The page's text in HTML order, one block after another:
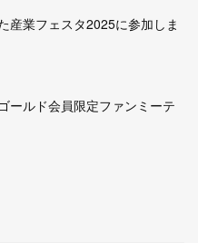
産業フェスタ2025に参加しま
ールド会員限定ファンミーテ